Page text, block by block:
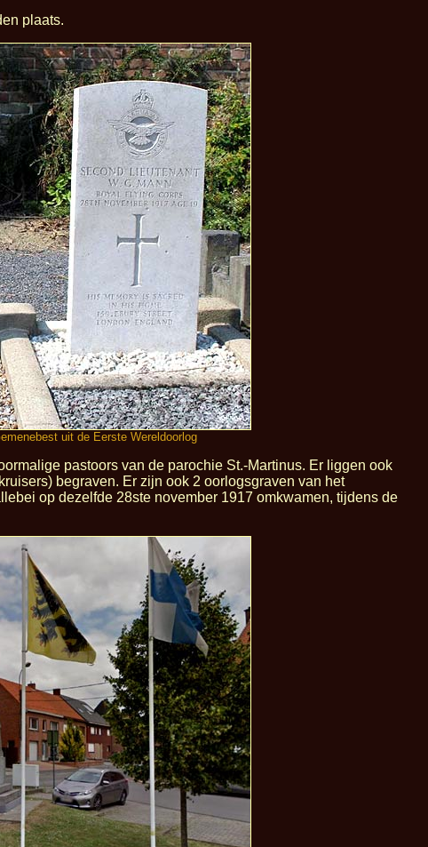
plaats.
uit de Eerste Wereldoorlog
pastoors van de parochie St.-Martinus. Er liggen ook
begraven. Er zijn ook 2 oorlogsgraven van het
op dezelfde 28ste november 1917 omkwamen, tijdens de